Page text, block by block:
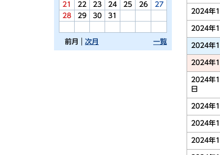
21
22 23 24 25 26
27
28
29 30 31
前月 一覧
次月
2024年
2024年
2024年
2024年
2024年
日
2024年
2024年
2024年